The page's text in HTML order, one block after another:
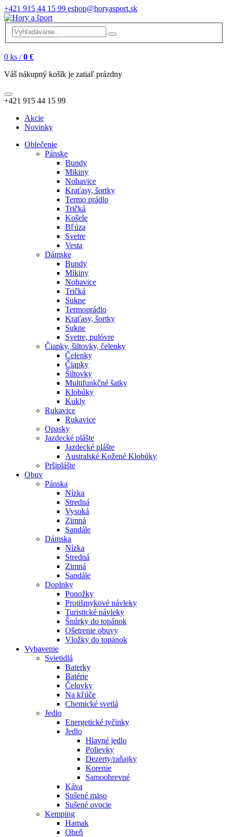
+421 915 44 15 99 eshop@horyasport.sk
0 ks / 0 €
Váš nákupný košík je zatiaľ prázdny
+421 915 44 15 99
Akcie
Novinky
Oblečenie
Pánske
Bundy
Mikiny
Nohavice
Kraťasy, šortky
Termo prádlo
Tričká
Košele
Bľúza
Svetre
Vesta
Dámske
Bundy
Mikiny
Nohavice
Tričká
Sukne
Termoprádlo
Kraťasy, šortky
Sukne
Svetre, pulóvre
Čiapky, šiltovky, čelenky
Čelenky
Čiapky
Šiltovky
Multifunkčné šatky
Klobúky
Kukly
Rukavice
Rukavice
Opasky
Jazdecké plášte
Jazdecké plášte
Australské Kožené Klobúky
Pršiplášte
Obuv
Pánska
Nízka
Stredná
Vysoká
Zimná
Sandále
Dámska
Nízka
Stredná
Zimná
Sandále
Doplnky
Ponožky
Protišmykové návleky
Turistické návleky
Šnúrky do topánok
Ošetrenie obuvy
Vložky do topánok
Vybavenie
Svietidlá
Baterky
Batérie
Čelovky
Na kľúče
Chemické svetlá
Jedlo
Energetické tyčinky
Jedlo
Hlavné jedlo
Polievky
Dezerty/raňajky
Korenie
Samoohrevné
Káva
Sušené mäso
Sušené ovocie
Kemping
Hamak
Oheň